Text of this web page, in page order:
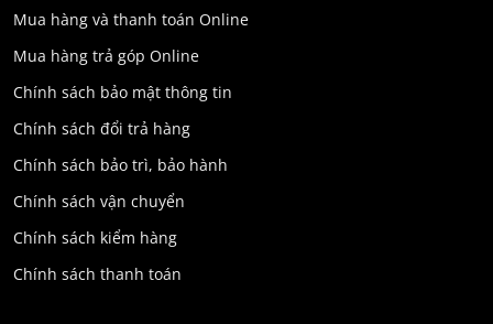
Mua hàng và thanh toán Online
Mua hàng trả góp Online
Chính sách bảo mật thông tin
Chính sách đổi trả hàng
Chính sách bảo trì, bảo hành
Chính sách vận chuyển
Chính sách kiểm hàng
Chính sách thanh toán